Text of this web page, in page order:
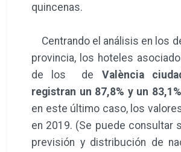
quincenas.
Centrando el análisis en los
provincia, los hoteles
de los de València
registran un 87,8% y un
en este último caso, los
en 2019. (Se puede consultar
previsión y distribución de